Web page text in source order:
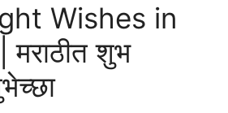
Wishes in
शुभ